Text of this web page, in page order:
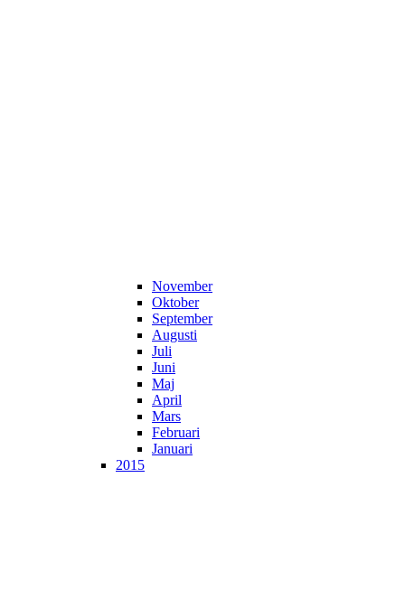
November
Oktober
September
Augusti
Juli
Juni
Maj
April
Mars
Februari
Januari
2015